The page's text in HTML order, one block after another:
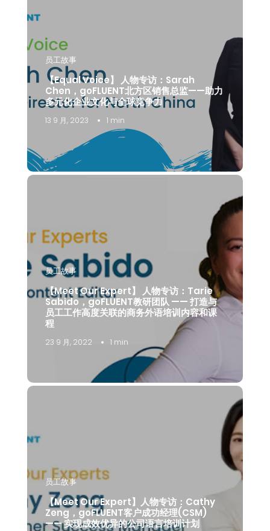
员工故事
【Equal Voice】 人物专访：Sarah
Chen，goFLUENT北方区销售总监——助力
多元化企业文化与全球竞争力
13 9 月, 2023 1 min
员工故事
【Meet Our Expert】 人物专访：Tarie
Sabido，goFLUENT教研团队 —— 打造与
员工工作高度关联的商务外语培训内容和课
程
23 9 月, 2022 1 min
员工故事
【Meet Our Expert】人物专访：Cathy
Zeng，goFLUENT客户成功经理(CSM)
—— 实现成效优异的公司语言培训计划